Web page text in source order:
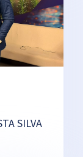
SILVA